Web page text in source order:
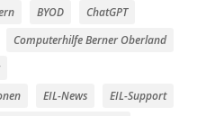
BYOD
ChatGPT
Computerhilfe Berner Oberland
EIL-News
EIL-Support